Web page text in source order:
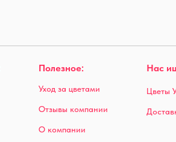
Полезное:
Уход за цветами
Отзывы компании
О компании
Нас
Цветы